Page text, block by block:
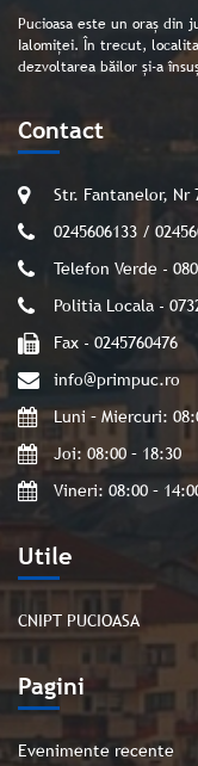
Pucioasa este un oraș din
Ialomiței. În trecut,
dezvoltarea băilor și-a
Utile
CNIPT PUCIOASA
Pagini
Evenimente recente
Contact
Str. Fantanelor, Nr
0245606133 /
Telefon Verde -
Politia Locala -
Fax - 0245760476
info@primpuc.ro
Luni – Miercuri:
Joi: 08:00 – 18:30
Vineri: 08:00 –